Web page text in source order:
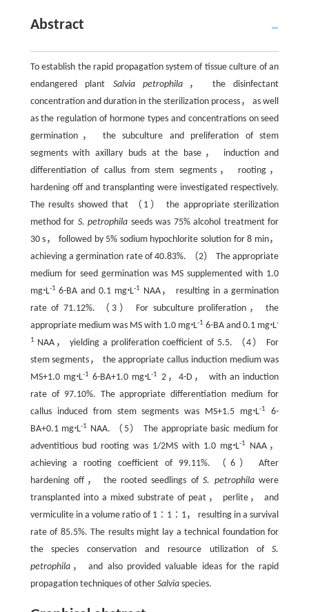
Abstract
To establish the rapid propagation system of tissue culture of an
endangered plant Salvia petrophila ， the disinfectant
concentration and duration in the sterilization process， as well
as the regulation of hormone types and concentrations on seed
germination， the subculture and preliferation of stem
segments with axillary buds at the base， induction and
differentiation of callus from stem segments， rooting，
hardening off and transplanting were investigated respectively.
The results showed that （1） the appropriate sterilization
method for S. petrophila seeds was 75% alcohol treatment for
30 s， followed by 5% sodium hypochlorite solution for 8 min，
achieving a germination rate of 40.83%. （2） The appropriate
medium for seed germination was MS supplemented with 1.0
mg⋅L-1 6-BA and 0.1 mg⋅L-1
NAA， resulting in a germination
rate of 71.12%. （3） For subculture proliferation， the
appropriate medium was MS with 1.0 mg⋅L-1 6-BA and 0.1 mg⋅L-
1 NAA， yielding a proliferation coefficient of 5.5. （4） For
stem segments， the appropriate callus induction medium was
MS+1.0 mg⋅L-1 6-BA+1.0 mg⋅L-1
2，4-D， with an induction
rate of 97.10%. The appropriate differentiation medium for
callus induced from stem segments was MS+1.5 mg⋅L-1
6-
BA+0.1 mg⋅L-1
NAA. （5） The appropriate basic medium for
adventitious bud rooting was 1/2MS with 1.0 mg⋅L-1
NAA，
achieving a rooting coefficient of 99.11%. （6） After
hardening off， the rooted seedlings ofS. petrophilawere
transplanted into a mixed substrate of peat， perlite， and
vermiculite in a volume ratio of 1∶1∶1， resulting in a survival
rate of 85.5%. The results might lay a technical foundation for
the species conservation and resource utilization ofS.
petrophila， and also provided valuable ideas for the rapid
propagation techniques of other Salviaspecies.